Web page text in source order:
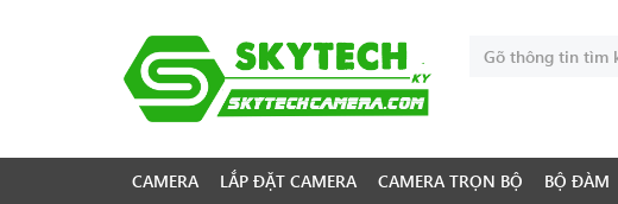
CAMERA LẮP ĐẶT CAMERA CAMERA TRỌN BỘ BỘ ĐÀM